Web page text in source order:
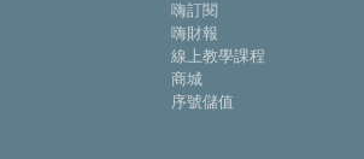
嗨訂閱
嗨財報
線上教學課程
商城
序號儲值